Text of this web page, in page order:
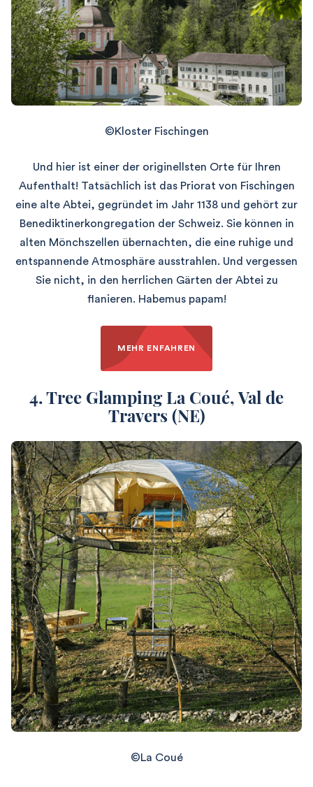
©Kloster Fischingen
Und hier ist einer der originellsten Orte für Ihren
Aufenthalt! Tatsächlich ist das Priorat von Fischingen
eine alte Abtei, gegründet im Jahr 1138 und gehört zur
Benediktinerkongregation der Schweiz. Sie können in
alten Mönchszellen übernachten, die eine ruhige und
entspannende Atmosphäre ausstrahlen. Und vergessen
Sie nicht, in den herrlichen Gärten der Abtei zu
flanieren. Habemus papam!
MEHR ENFAHREN
4. Tree Glamping La Coué, Val de
Travers (NE)
©La Coué